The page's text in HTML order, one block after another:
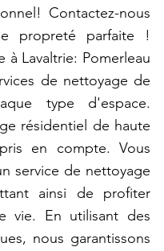
Contactez-nous
propreté parfaite !
Lavaltrie: Pomerleau
de nettoyage de
type d'espace.
résidentiel de haute
en compte. Vous
service de nettoyage
ainsi de profiter
vie. En utilisant des
nous garantissons